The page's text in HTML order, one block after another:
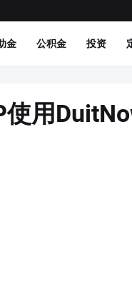
金 公积金 投资
用